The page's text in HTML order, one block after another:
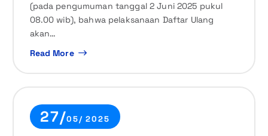
(pada pengumuman tanggal 2 Juni 2025 pukul
08.00 wib), bahwa pelaksanaan Daftar Ulang
akan…
Read More
27/05/ 2025